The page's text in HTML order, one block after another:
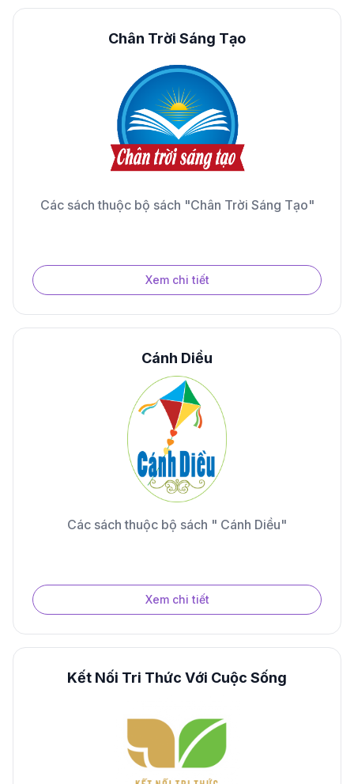
Chân Trời Sáng Tạo
Các sách thuộc bộ sách "Chân Trời Sáng Tạo"
Xem chi tiết
Cánh Diều
Các sách thuộc bộ sách " Cánh Diều"
Xem chi tiết
Kết Nối Tri Thức Với Cuộc Sống